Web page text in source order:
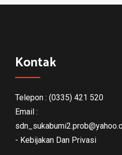
Kontak
Telepon : (0335) 421 520
Email :
- Kebijakan Dan Privasi